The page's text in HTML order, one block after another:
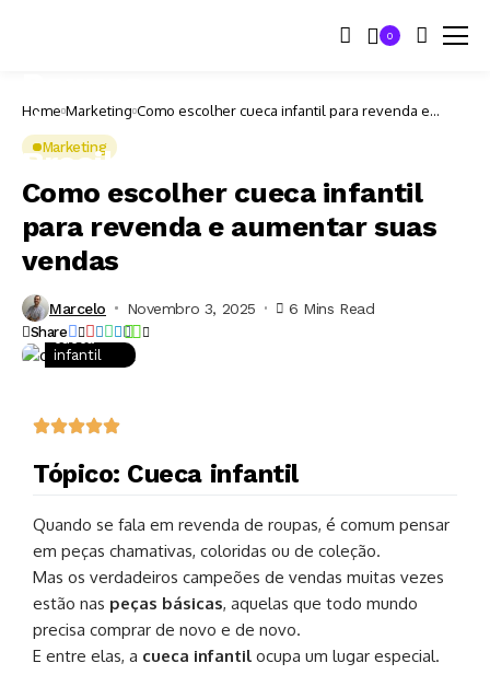
0
Home Marketing Como escolher cueca infantil para revenda e
Marketing
Como escolher cueca infantil
para revenda e aumentar suas
vendas
Marcelo Novembro 3, 2025 6 Mins Read
Sharecueca
infantil
Tópico: Cueca infantil
Quando se fala em revenda de roupas, é comum pensar
em peças chamativas, coloridas ou de coleção.
Mas os verdadeiros campeões de vendas muitas vezes
estão nas peças básicas, aquelas que todo mundo
precisa comprar de novo e de novo.
E entre elas, a cueca infantil ocupa um lugar especial.